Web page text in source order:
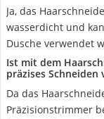
Ja, das
wasserdicht und
Dusche verwendet
Ist mit dem
präzises Schneiden
Da das
Präzisionstrimmer